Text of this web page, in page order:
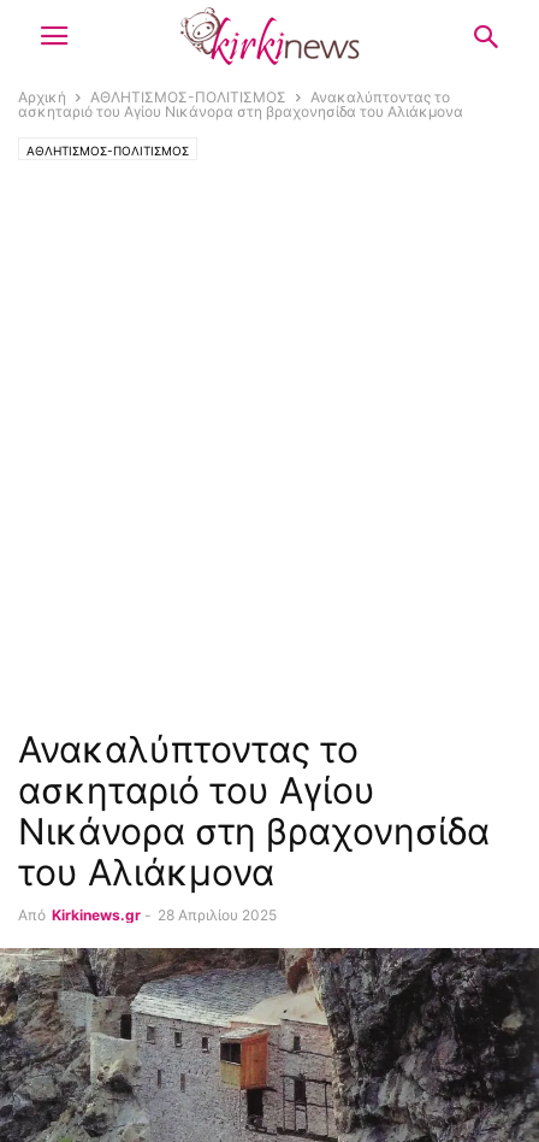
Αρχική ΑΘΛΗΤΙΣΜΟΣ-ΠΟΛΙΤΙΣΜΟΣ
Ανακαλύπτοντας το
ασκηταριό του Αγίου Νικάνορα στη βραχονησίδα του Αλιάκμονα
ΑΘΛΗΤΙΣΜΟΣ-ΠΟΛΙΤΙΣΜΟΣ
Ανακαλύπτοντας το
ασκηταριό του Αγίου
Νικάνορα στη βραχονησίδα
του Αλιάκμονα
Από Kirkinews.gr - 28 Απριλίου 2025